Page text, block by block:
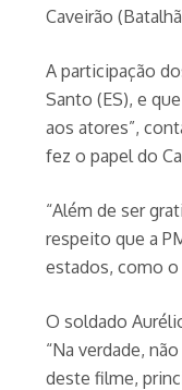
Caveirão
A participação
Santo (ES), e
aos atores”,
fez o papel do
“Além de ser
respeito que a
estados, como o
O soldado
“Na verdade,
deste filme,